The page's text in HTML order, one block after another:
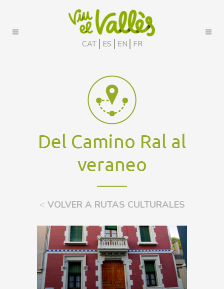
CAT ES EN FR
Del Camino Ral al
veraneo
< VOLVER A RUTAS CULTURALES